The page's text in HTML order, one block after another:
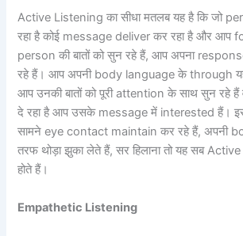
Active Listening का सीधा मतलब यह है कि जो
रहा है कोई message deliver कर रहा है और आप
person की बातों को सुन रहे हैं, आप अपना
रहे हैं। आप अपनी body language के through
आप उनकी बातों को पूरी attention के साथ सुन रहे
दे रहा है आप उसके message में interested हैं।
सामने eye contact maintain कर रहे हैं, अपनी
तरफ थोड़ा झुका लेते हैं, सर हिलाना तो यह सब
होते हैं।
Empathetic Listening